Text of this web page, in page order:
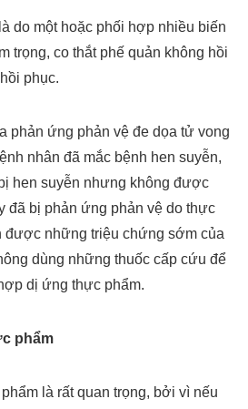
do một hoặc phối hợp nhiều biến
trọng, co thắt phế quản không hồi
phục.
phản ứng phản vệ đe dọa tử vong
nhân đã mắc bệnh hen suyễn,
hen suyễn nhưng không được
đã bị phản ứng phản vệ do thực
được những triệu chứng sớm của
dùng những thuốc cấp cứu để
dị ứng thực phẩm.
phẩm
là rất quan trọng, bởi vì nếu